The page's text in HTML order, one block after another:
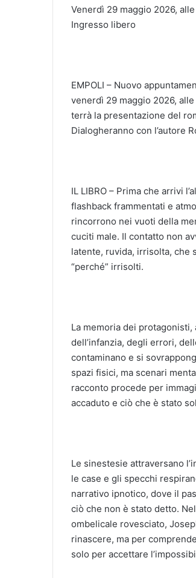
Venerdì 29 maggio 2026,
Ingresso libero
EMPOLI – Nuovo
venerdì 29 maggio 2026,
terrà la presentazione del
Dialogheranno con l’autore
IL LIBRO – Prima che arrivi
flashback frammentati e
rincorrono nei vuoti della
cuciti male. Il contatto non
latente, ruvida, irrisolta, che
“perché” irrisolti.
La memoria dei
dell’infanzia, degli errori,
contaminano e si
spazi fisici, ma scenari
racconto procede per
accaduto e ciò che è stato
Le sinestesie attraversano
le case e gli specchi
narrativo ipnotico, dove il
ciò che non è stato detto.
ombelicale rovesciato,
rinascere, ma per
solo per accettare